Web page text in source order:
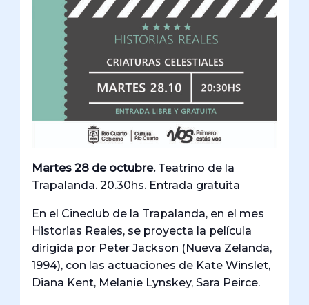
Martes 28 de octubre.Teatrino de la
Trapalanda. 20.30hs. Entrada gratuita
En el Cineclub de la Trapalanda, en el mes
Historias Reales, se proyecta la película
dirigida por Peter Jackson (Nueva Zelanda,
1994), con las actuaciones de Kate Winslet,
Diana Kent, Melanie Lynskey, Sara Peirce.